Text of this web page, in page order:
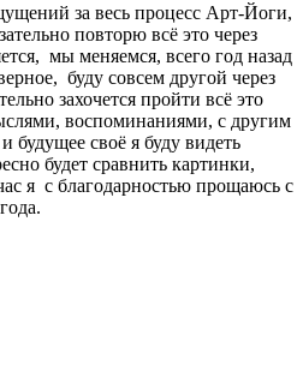
за весь процесс Арт-Йоги,
повторю всё это через
мы меняемся, всего год назад
буду совсем другой через
захочется пройти всё это
воспоминаниями, с другим
своё я буду видеть
будет сравнить картинки,
я с благодарностью прощаюсь с